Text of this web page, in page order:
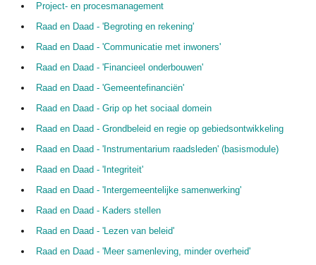
Project- en procesmanagement
Raad en Daad - 'Begroting en rekening'
Raad en Daad - 'Communicatie met inwoners'
Raad en Daad - 'Financieel onderbouwen'
Raad en Daad - 'Gemeentefinanciën'
Raad en Daad - Grip op het sociaal domein
Raad en Daad - Grondbeleid en regie op gebiedsontwikkeling
Raad en Daad - 'Instrumentarium raadsleden' (basismodule)
Raad en Daad - 'Integriteit'
Raad en Daad - 'Intergemeentelijke samenwerking'
Raad en Daad - Kaders stellen
Raad en Daad - 'Lezen van beleid'
Raad en Daad - 'Meer samenleving, minder overheid'